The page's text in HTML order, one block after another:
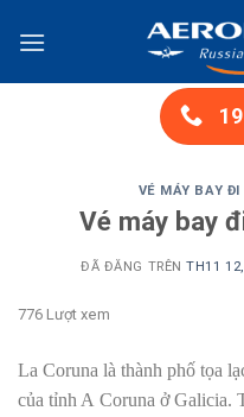
đến
VÉ MÁY BAY
Vé máy bay
ĐÃ ĐĂNG TRÊNTH11
776 Lượt xem
La Coruna là thành phố tọa
của tỉnh A Coruna ở Galicia.